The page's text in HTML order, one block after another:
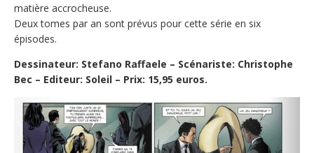
matière accrocheuse.
Deux tomes par an sont prévus pour cette série en six
épisodes.
Dessinateur: Stefano Raffaele – Scénariste: Christophe
Bec – Editeur: Soleil – Prix: 15,95 euros.